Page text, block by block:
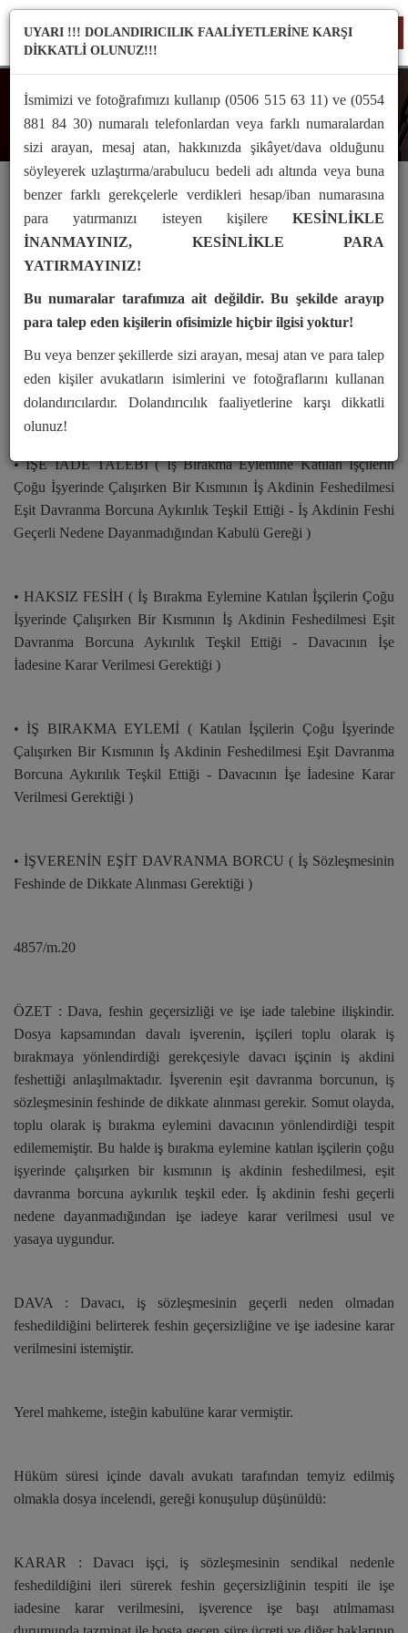
UYARI !!! DOLANDIRICILIK FAALİYETLERİNE KARŞI
DİKKATLİ OLUNUZ!!!
İsmimizi ve fotoğrafımızı kullanıp (0506 515 63 11) ve (0554
881 84 30) numaralı telefonlardan veya farklı numaralardan
sizi arayan, mesaj atan, hakkınızda şikâyet/dava olduğunu
söyleyerek uzlaştırma/arabulucu bedeli adı altında veya buna
benzer farklı gerekçelerle verdikleri hesap/iban numarasına
para yatırmanızı isteyen kişilere KESİNLİKLE
İNANMAYINIZ, KESİNLİKLE PARA
YATIRMAYINIZ!
Bu numaralar tarafımıza ait değildir. Bu şekilde arayıp
para talep eden kişilerin ofisimizle hiçbir ilgisi yoktur!
Bu veya benzer şekillerde sizi arayan, mesaj atan ve para talep
eden kişiler avukatların isimlerini ve fotoğraflarını kullanan
dolandırıcılardır. Dolandırıcılık faaliyetlerine karşı dikkatli
olunuz!
İçtihatlar
T.C.
YARGITAY
9. HUKUK DAİRESİ
T. 18.9.2007
• İŞE İADE TALEBİ ( İş Bırakma Eylemine Katılan İşçilerin
Çoğu İşyerinde Çalışırken Bir Kısmının İş Akdinin Feshedilmesi
Eşit Davranma Borcuna Aykırılık Teşkil Ettiği - İş Akdinin Feshi
Geçerli Nedene Dayanmadığından Kabulü Gereği )
• HAKSIZ FESİH ( İş Bırakma Eylemine Katılan İşçilerin Çoğu
İşyerinde Çalışırken Bir Kısmının İş Akdinin Feshedilmesi Eşit
Davranma Borcuna Aykırılık Teşkil Ettiği - Davacının İşe
İadesine Karar Verilmesi Gerektiği )
• İŞ BIRAKMA EYLEMİ ( Katılan İşçilerin Çoğu İşyerinde
Çalışırken Bir Kısmının İş Akdinin Feshedilmesi Eşit Davranma
Borcuna Aykırılık Teşkil Ettiği - Davacının İşe İadesine Karar
Verilmesi Gerektiği )
• İŞVERENİN EŞİT DAVRANMA BORCU ( İş Sözleşmesinin
Feshinde de Dikkate Alınması Gerektiği )
4857/m.20
ÖZET : Dava, feshin geçersizliği ve işe iade talebine ilişkindir.
Dosya kapsamından davalı işverenin, işçileri toplu olarak iş
bırakmaya yönlendirdiği gerekçesiyle davacı işçinin iş akdini
feshettiği anlaşılmaktadır. İşverenin eşit davranma borcunun, iş
sözleşmesinin feshinde de dikkate alınması gerekir. Somut olayda,
toplu olarak iş bırakma eylemini davacının yönlendirdiği tespit
edilememiştir. Bu halde iş bırakma eylemine katılan işçilerin çoğu
işyerinde çalışırken bir kısmının iş akdinin feshedilmesi, eşit
davranma borcuna aykırılık teşkil eder. İş akdinin feshi geçerli
nedene dayanmadığından işe iadeye karar verilmesi usul ve
yasaya uygundur.
DAVA : Davacı, iş sözleşmesinin geçerli neden olmadan
feshedildiğini belirterek feshin geçersizliğine ve işe iadesine karar
verilmesini istemiştir.
Yerel mahkeme, isteğin kabulüne karar vermiştir.
Hüküm süresi içinde davalı avukatı tarafından temyiz edilmiş
olmakla dosya incelendi, gereği konuşulup düşünüldü:
KARAR : Davacı işçi, iş sözleşmesinin sendikal nedenle
feshedildiğini ileri sürerek feshin geçersizliğinin tespiti ile işe
iadesine karar verilmesini, işverence işe başı atılmaması